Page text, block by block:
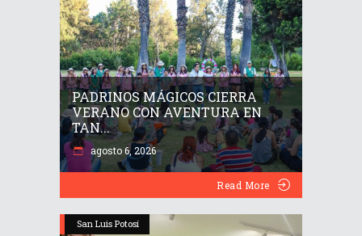
PADRINOS MÁGICOS CIERRA
VERANO CON AVENTURA EN
TAN...
agosto 6, 2026
Read More
San Luis Potosí